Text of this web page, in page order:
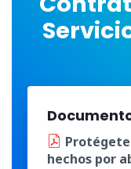
Protégete
hechos por